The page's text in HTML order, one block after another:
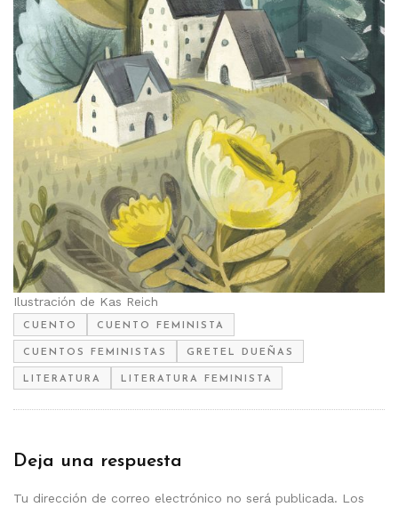
Ilustración de Kas Reich
CUENTO CUENTO FEMINISTA
CUENTOS FEMINISTAS GRETEL DUEÑAS
LITERATURA LITERATURA FEMINISTA
Deja una respuesta
Tu dirección de correo electrónico no será publicada. Los